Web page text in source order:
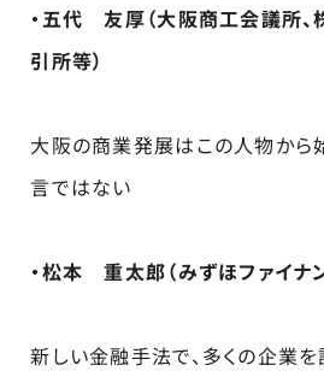
・五代 友厚（大阪商工会議所
引所等）
大阪の商業発展はこの人物から
言ではない
・松本 重太郎（みずほファイナ
新しい金融手法で、多くの企業